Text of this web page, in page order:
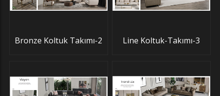
Bronze Koltuk Takımı-2 Line Koltuk-Takımı-3